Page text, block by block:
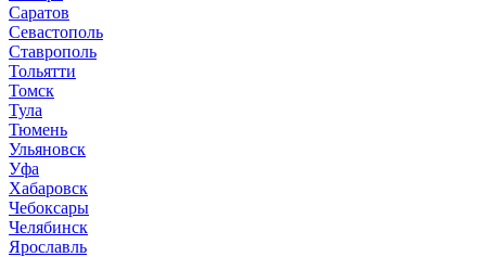
Саратов
Севастополь
Ставрополь
Тольятти
Томск
Тула
Тюмень
Ульяновск
Уфа
Хабаровск
Чебоксары
Челябинск
Ярославль